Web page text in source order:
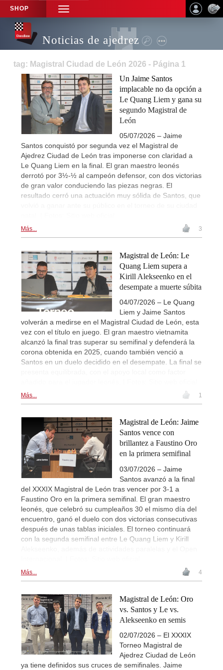
SHOP
TOGGLE
NAVIGATION
Noticias de ajedrez
tag: Magistral Ciudad de León 2026 - Página 1
Un Jaime Santos
implacable no da opción a
Le Quang Liem y gana su
segundo Magistral de
León
05/07/2026 – Jaime
Santos conquistó por segunda vez el Magistral de
Ajedrez Ciudad de León tras imponerse con claridad a
Le Quang Liem en la final. El gran maestro leonés
derrotó por 3½-½ al campeón defensor, con dos victorias
de gran valor conduciendo las piezas negras. El
resultado cerró una actuación muy sólida de Santos, que
Más... 3
Magistral de León: Le
Quang Liem supera a
Kirill Alekseenko en el
desempate a muerte súbita
04/07/2026 – Le Quang
Liem y Jaime Santos
volverán a medirse en el Magistral Ciudad de León, esta
vez con el título en juego. El gran maestro vietnamita
alcanzó la final tras superar su semifinal y defenderá la
corona obtenida en 2025, cuando también venció a
Santos en un duelo decidido en el desempate. La final se
Más... 1
Magistral de León: Jaime
Santos vence con
brillantez a Faustino Oro
en la primera semifinal
03/07/2026 – Jaime
Santos avanzó a la final
del XXXIX Magistral de León tras vencer por 3-1 a
Faustino Oro en la primera semifinal. El gran maestro
leonés, que celebró su cumpleaños 30 el mismo día del
encuentro, ganó el duelo con dos victorias consecutivas
después de unas tablas iniciales. El torneo continuará
con la segunda semifinal entre Le Quang Liem y Kirill
Más... 4
Magistral de León: Oro
vs. Santos y Le vs.
Alekseenko en semis
02/07/2026 – El XXXIX
Torneo Magistral de
Ajedrez Ciudad de León
ya tiene definidos sus cruces de semifinales. Jaime